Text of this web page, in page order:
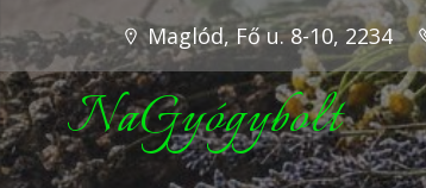
Maglód, Fő u. 8-10, 2234
NaGyógybolt